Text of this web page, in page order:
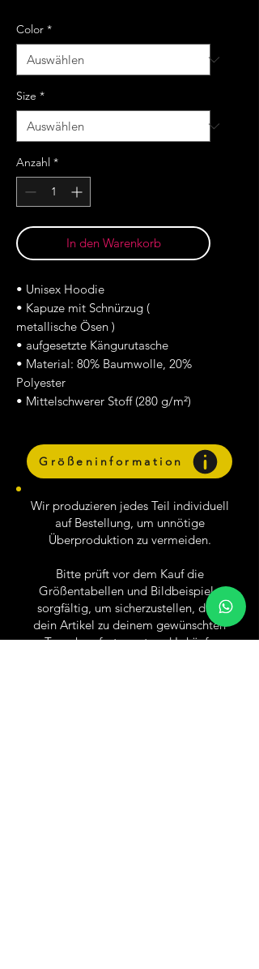
Color *
Size *
Anzahl *
In den Warenkorb
• Unisex Hoodie
• Kapuze mit Schnürzug (
metallische Ösen )
• aufgesetzte Kängurutasche
• Material: 80% Baumwolle, 20%
Polyester
• Mittelschwerer Stoff (280 g/m²)
Größeninformation
Wir produzieren jedes Teil individuell
auf Bestellung, um unnötige
Überproduktion zu vermeiden.
Bitte prüft vor dem Kauf die
Größentabellen und Bildbeispiele
sorgfältig, um sicherzustellen, dass
dein Artikel zu deinem gewünschten
Tragekomfort passt und Irrkäufe